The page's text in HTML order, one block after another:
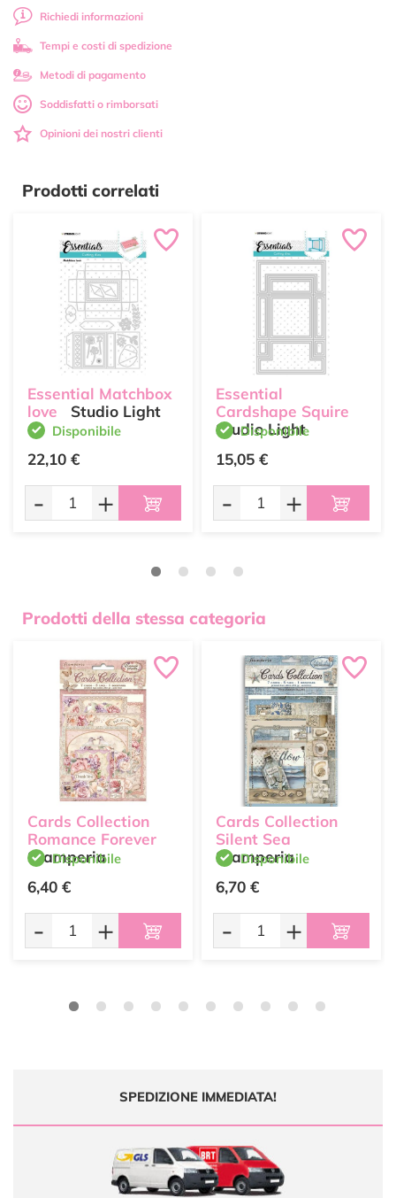
Richiedi informazioni
Tempi e costi di spedizione
Metodi di pagamento
Soddisfatti o rimborsati
Opinioni dei nostri clienti
Prodotti correlati
Essential Matchbox
love
Studio Light
Disponibile
22,10 €
- +
Essential
Cardshape Squire
Studio Light
Disponibile
15,05 €
- +
Prodotti della stessa categoria
Cards Collection
Romance Forever
Stamperia
Disponibile
6,40 €
- +
Cards Collection
Silent Sea
Stamperia
Disponibile
6,70 €
- +
SPEDIZIONE IMMEDIATA!